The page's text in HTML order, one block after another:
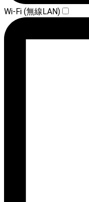
Wi-Fi (無線LAN)